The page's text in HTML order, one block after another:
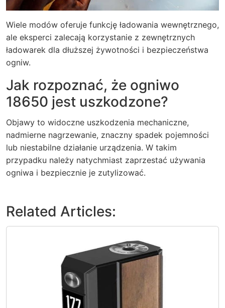
Wiele modów oferuje funkcję ładowania wewnętrznego,
ale eksperci zalecają korzystanie z zewnętrznych
ładowarek dla dłuższej żywotności i bezpieczeństwa
ogniw.
Jak rozpoznać, że ogniwo
18650 jest uszkodzone?
Objawy to widoczne uszkodzenia mechaniczne,
nadmierne nagrzewanie, znaczny spadek pojemności
lub niestabilne działanie urządzenia. W takim
przypadku należy natychmiast zaprzestać używania
ogniwa i bezpiecznie je zutylizować.
Related Articles: